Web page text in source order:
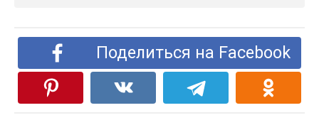
Поделиться на Facebook